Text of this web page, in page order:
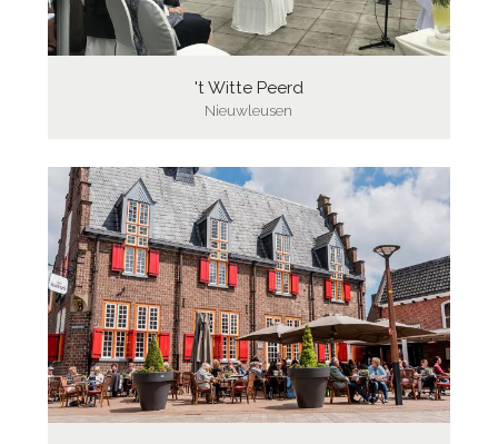
't Witte Peerd
Nieuwleusen